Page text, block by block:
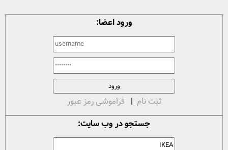
ورود اعضا:
ثبت نام | فراموشی رمز عبور
جستجو در وب سایت: